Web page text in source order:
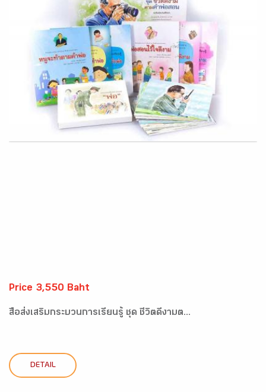
Price 3,550 Baht
สื่อส่งเสริมกระบวนการเรียนรู้ ชุด ชีวิตดีงามต...
DETAIL